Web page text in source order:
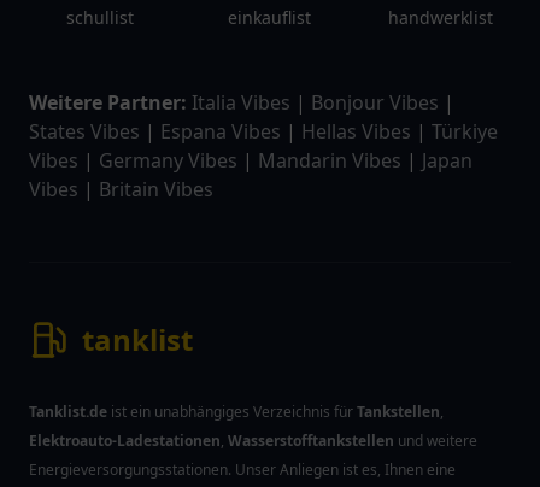
schullist einkauflist handwerklist
Weitere Partner: Italia Vibes | Bonjour Vibes |
States Vibes | Espana Vibes | Hellas Vibes | Türkiye
Vibes | Germany Vibes | Mandarin Vibes | Japan
Vibes | Britain Vibes
tanklist
Tanklist.de ist ein unabhängiges Verzeichnis fürTankstellen,
Elektroauto-Ladestationen, Wasserstofftankstellen und weitere
Energieversorgungsstationen. Unser Anliegen ist es, Ihnen eine